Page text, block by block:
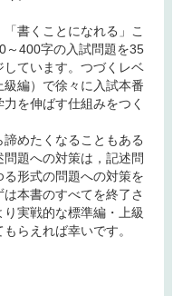
書くことになれる」こ
～400字の入試問題を35
ています。つづくレベ
編）で徐々に入試本番
を伸ばす仕組みをつく
めたくなることもある
題への対策は，記述問
形式の問題への対策を
本書のすべてを終了さ
実戦的な標準編・上級
らえれば幸いです。